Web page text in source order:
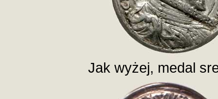
Jak wyżej, medal